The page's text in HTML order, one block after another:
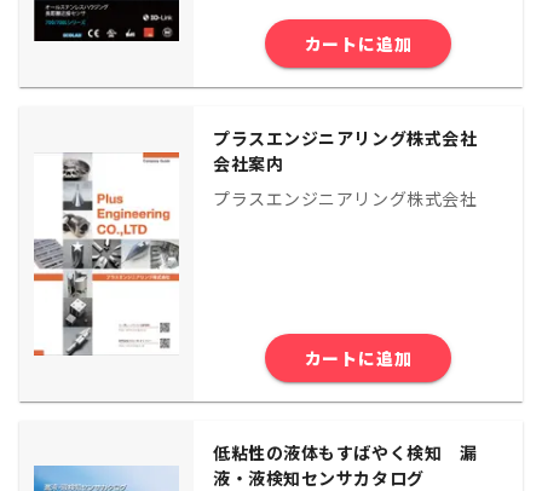
カートに追加
プラスエンジニアリング株式会社
会社案内
プラスエンジニアリング株式会社
カートに追加
低粘性の液体もすばやく検知 漏
液・液検知センサカタログ